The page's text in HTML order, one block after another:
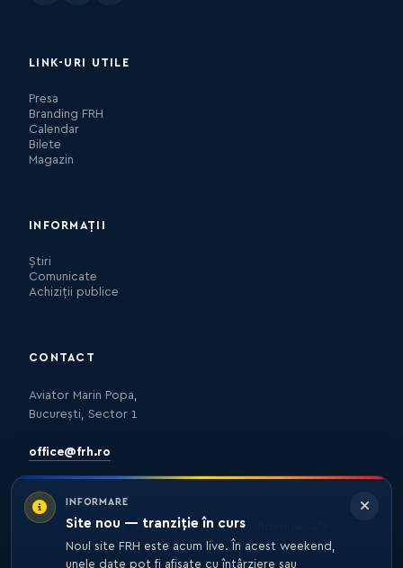
INFORMARE
Site nou — tranziție în curs
Noul site FRH este acum live. În acest weekend,
unele date pot fi afișate cu întârziere sau
LINK-URI UTILE
Presa
Branding FRH
Calendar
Bilete
Magazin
INFORMAȚII
Știri
Comunicate
Achiziții publice
CONTACT
Aviator Marin Popa,
București, Sector 1
office@frh.ro
Protecția datelorPolitica de confidențialitate
Nota de informare